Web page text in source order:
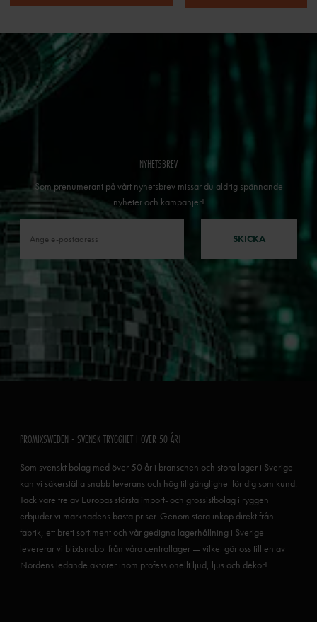
NYHETSBREV
Som prenumerant på vårt nyhetsbrev missar du aldrig spännande
nyheter och kampanjer!
SKICKA
PROMIXSWEDEN - SVENSK TRYGGHET I ÖVER 50 ÅR!
Som svenskt bolag med över 50 år i branschen och stora lager i Sverige
kan vi säkerställa snabb leverans och hög tillgänglighet för dig som kund.
Tack vare tre av Europas största import- och grossistbolag i ryggen
erbjuder vi marknadens bästa priser. Genom stora inköp direkt från
fabrik, ett brett sortiment och vår gedigna lagerhållning i Sverige
levererar vi blixtsnabbt från våra centrallager — vilket gör oss till en av
Nordens ledande aktörer inom professionellt ljud, ljus och dekor!